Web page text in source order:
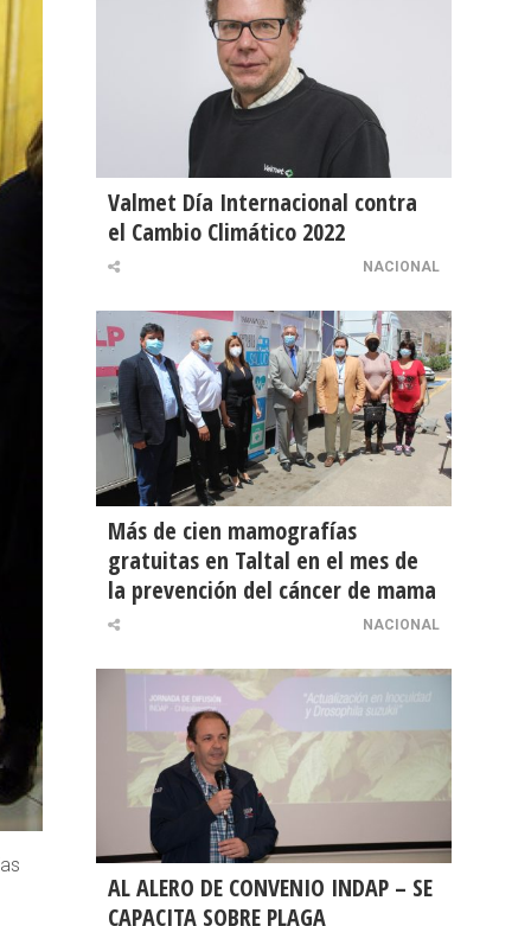
Valmet Día Internacional contra
el Cambio Climático 2022
NACIONAL
Más de cien mamografías
gratuitas en Taltal en el mes de
la prevención del cáncer de mama
NACIONAL
AL ALERO DE CONVENIO INDAP – SE
CAPACITA SOBRE PLAGA